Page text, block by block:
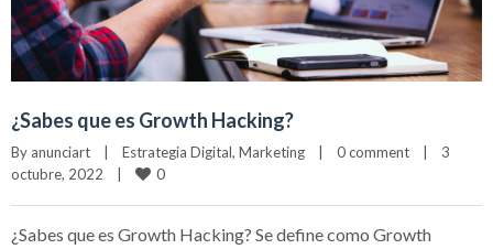
¿Sabes que es Growth Hacking?
By anunciart Estrategia Digital, Marketing 0 comment
3
octubre, 2022
0
¿Sabes que es Growth Hacking? Se define como Growth